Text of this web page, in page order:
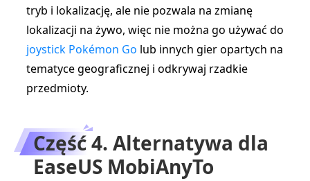
tryb i lokalizację, ale nie pozwala na zmianę
lokalizacji na żywo, więc nie można go używać do
joystick Pokémon Go lub innych gier opartych na
tematyce geograficznej i odkrywaj rzadkie
przedmioty.
Część 4. Alternatywa dla
EaseUS MobiAnyTo